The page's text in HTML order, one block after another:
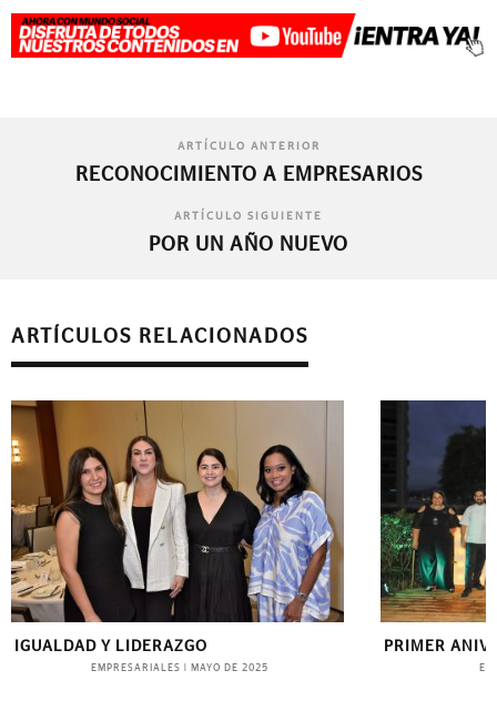
ARTÍCULO ANTERIOR
RECONOCIMIENTO A EMPRESARIOS
ARTÍCULO SIGUIENTE
POR UN AÑO NUEVO
ARTÍCULOS RELACIONADOS
IGUALDAD Y LIDERAZGO
EMPRESARIALES MAYO DE 2025
PRIMER